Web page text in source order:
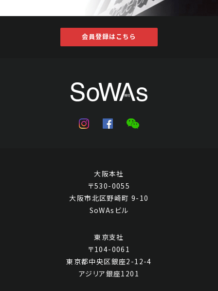
会員登録はこちら
大阪本社
〒530-0055
大阪市北区野崎町 9-10
SoWAsビル
東京支社
〒104-0061
東京都中央区銀座2-12-4
アジリア銀座1201